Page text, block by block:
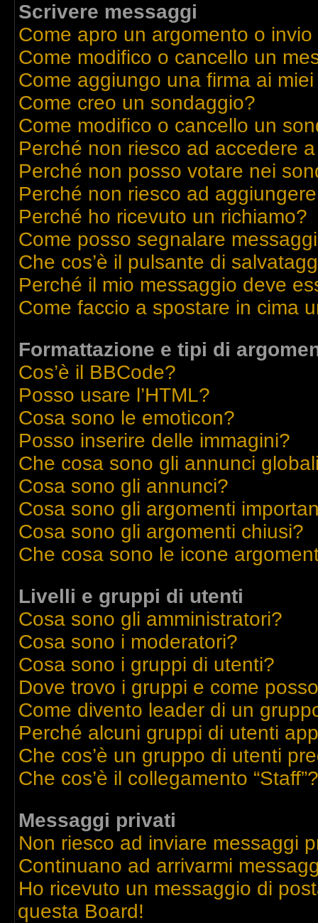
Scrivere messaggi
Come apro un argomento o
Come modifico o cancello un
Come aggiungo una firma ai
Come creo un sondaggio?
Come modifico o cancello un
Perché non riesco ad accedere
Perché non posso votare nei
Perché non riesco ad
Perché ho ricevuto un richiamo?
Come posso segnalare
Che cos’è il pulsante di
Perché il mio messaggio deve
Come faccio a spostare in cima
Formattazione e tipi di
Cos’è il BBCode?
Posso usare l’HTML?
Cosa sono le emoticon?
Posso inserire delle immagini?
Che cosa sono gli annunci
Cosa sono gli annunci?
Cosa sono gli argomenti
Cosa sono gli argomenti chiusi?
Che cosa sono le icone
Livelli e gruppi di utenti
Cosa sono gli amministratori?
Cosa sono i moderatori?
Cosa sono i gruppi di utenti?
Dove trovo i gruppi e come
Come divento leader di un
Perché alcuni gruppi di utenti
Che cos’è un gruppo di utenti
Che cos’è il collegamento “Staff”?
Messaggi privati
Non riesco ad inviare messaggi
Continuano ad arrivarmi
Ho ricevuto un messaggio di
questa Board!